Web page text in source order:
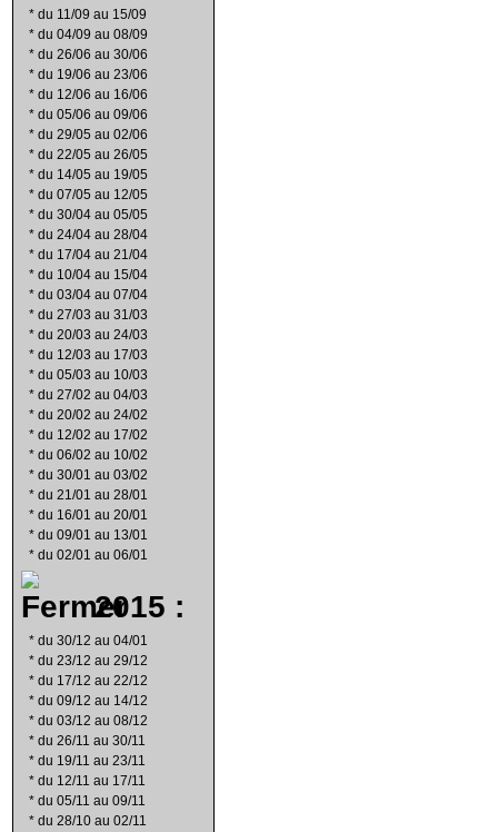
* du 11/09 au 15/09
* du 04/09 au 08/09
* du 26/06 au 30/06
* du 19/06 au 23/06
* du 12/06 au 16/06
* du 05/06 au 09/06
* du 29/05 au 02/06
* du 22/05 au 26/05
* du 14/05 au 19/05
* du 07/05 au 12/05
* du 30/04 au 05/05
* du 24/04 au 28/04
* du 17/04 au 21/04
* du 10/04 au 15/04
* du 03/04 au 07/04
* du 27/03 au 31/03
* du 20/03 au 24/03
* du 12/03 au 17/03
* du 05/03 au 10/03
* du 27/02 au 04/03
* du 20/02 au 24/02
* du 12/02 au 17/02
* du 06/02 au 10/02
* du 30/01 au 03/02
* du 21/01 au 28/01
* du 16/01 au 20/01
* du 09/01 au 13/01
* du 02/01 au 06/01
2015 :
* du 30/12 au 04/01
* du 23/12 au 29/12
* du 17/12 au 22/12
* du 09/12 au 14/12
* du 03/12 au 08/12
* du 26/11 au 30/11
* du 19/11 au 23/11
* du 12/11 au 17/11
* du 05/11 au 09/11
* du 28/10 au 02/11